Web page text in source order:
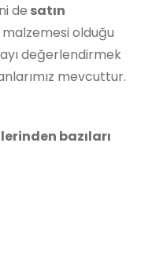
de satın
olduğu
değerlendirmek
mevcuttur.
bazıları